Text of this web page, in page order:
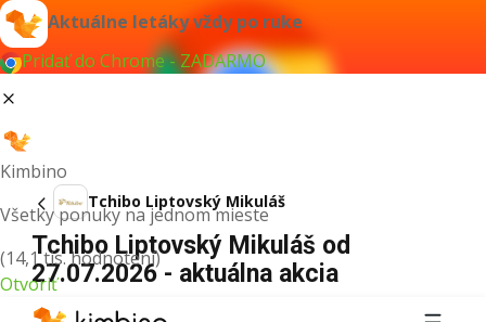
Aktuálne letáky vždy po ruke
Pridať do Chrome - ZADARMO
Kimbino
Všetky ponuky na jednom mieste
(14,1 tis. hodnotení)
Otvoriť
Tchibo Liptovský Mikuláš
Tchibo Liptovský Mikuláš od
27.07.2026 - aktuálna akcia